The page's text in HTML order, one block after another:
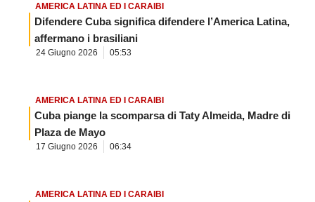
AMERICA LATINA ED I CARAIBI
Difendere Cuba significa difendere l’America Latina,
affermano i brasiliani
24 Giugno 2026 05:53
AMERICA LATINA ED I CARAIBI
Cuba piange la scomparsa di Taty Almeida, Madre di
Plaza de Mayo
17 Giugno 2026 06:34
AMERICA LATINA ED I CARAIBI